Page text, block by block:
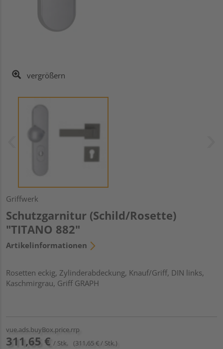
vergrößern
Griffwerk
Schutzgarnitur (Schild/Rosette)
"TITANO 882"
Artikelinformationen
Rosetten eckig, Zylinderabdeckung, Knauf/Griff, DIN links,
Kaschmirgrau, Griff GRAPH
vue.ads.buyBox.price.rrp
311,65 € / Stk. (311,65 € / Stk.)